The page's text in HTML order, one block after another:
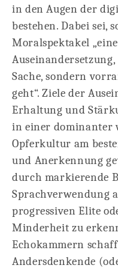
in den Augen der
bestehen. Dabei sei,
Moralspektakel
Sache, sondern
geht“. Ziele der
Erhaltung und
in einer dominanter
Opferkultur am
und Anerkennung
durch markierende
Sprachverwendung
progressiven Elite
Minderheit zu
Echokammern
Andersdenkende